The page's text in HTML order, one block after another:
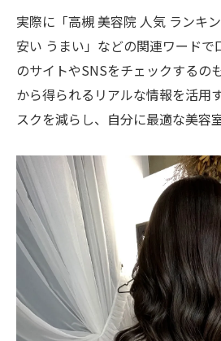
実際に「高槻 美容院 人気 ランキ
安い うまい」などの関連ワード
のサイトやSNSをチェックするの
から得られるリアルな情報を活用
スクを減らし、自分に最適な美容